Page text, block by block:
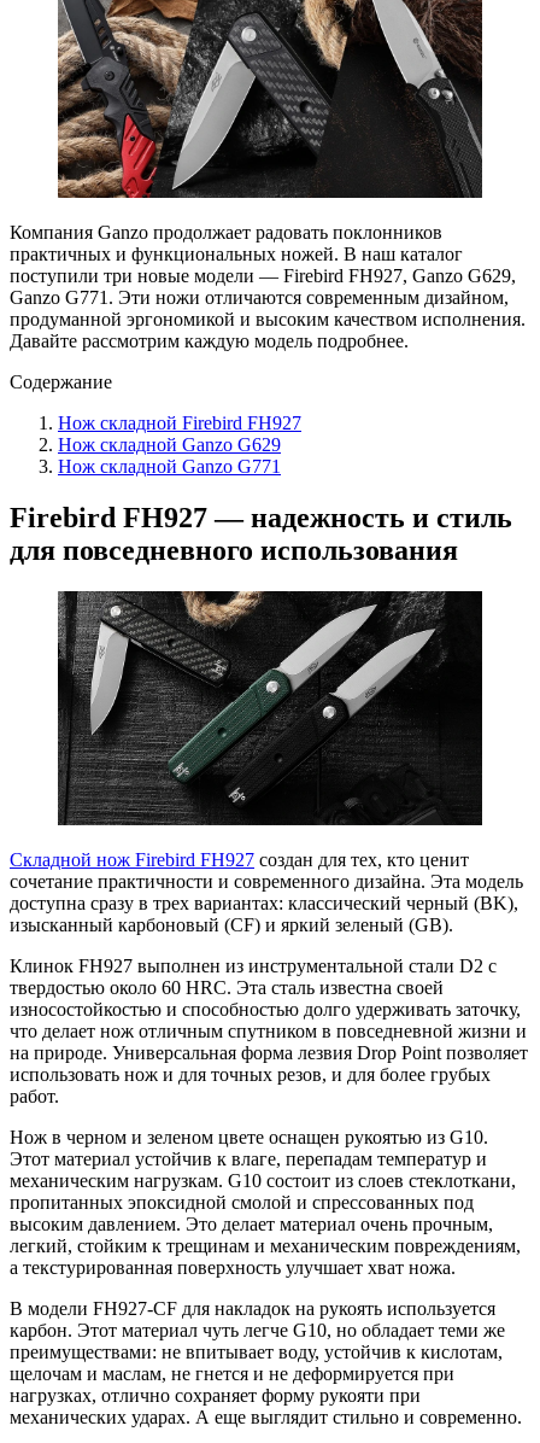
Компания Ganzo продолжает радовать поклонников
практичных и функциональных ножей. В наш каталог
поступили три новые модели — Firebird FH927, Ganzo G629,
Ganzo G771. Эти ножи отличаются современным дизайном,
продуманной эргономикой и высоким качеством исполнения.
Давайте рассмотрим каждую модель подробнее.
Содержание
Нож складной Firebird FH927
Нож складной Ganzo G629
Нож складной Ganzo G771
Firebird FH927 — надежность и стиль
для повседневного использования
Складной нож Firebird FH927 создан для тех, кто ценит
сочетание практичности и современного дизайна. Эта модель
доступна сразу в трех вариантах: классический черный (BK),
изысканный карбоновый (CF) и яркий зеленый (GB).
Клинок FH927 выполнен из инструментальной стали D2 с
твердостью около 60 HRC. Эта сталь известна своей
износостойкостью и способностью долго удерживать заточку,
что делает нож отличным спутником в повседневной жизни и
на природе. Универсальная форма лезвия Drop Point позволяет
использовать нож и для точных резов, и для более грубых
работ.
Нож в черном и зеленом цвете оснащен рукоятью из G10.
Этот материал устойчив к влаге, перепадам температур и
механическим нагрузкам. G10 состоит из слоев стеклоткани,
пропитанных эпоксидной смолой и спрессованных под
высоким давлением. Это делает материал очень прочным,
легкий, стойким к трещинам и механическим повреждениям,
а текстурированная поверхность улучшает хват ножа.
В модели FH927-CF для накладок на рукоять используется
карбон. Этот материал чуть легче G10, но обладает теми же
преимуществами: не впитывает воду, устойчив к кислотам,
щелочам и маслам, не гнется и не деформируется при
нагрузках, отлично сохраняет форму рукояти при
механических ударах. А еще выглядит стильно и современно.